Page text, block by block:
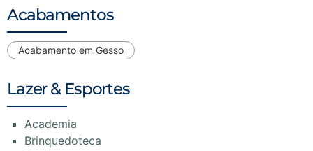
Acabamentos
Acabamento em Gesso
Lazer & Esportes
Academia
Brinquedoteca